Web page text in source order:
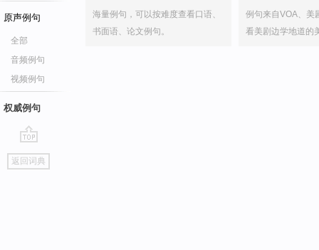
原声例句
全部
音频例句
视频例句
权威例句
go
top
返回词典
海量例句，可以按难度查看口语、
书面语、论文例句。
例句来自VOA、美
看美剧边学地道的